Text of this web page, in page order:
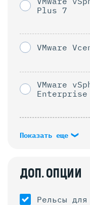
Plus 7
VMware
VMware
Enterprise
Показать еще
ДОП. ОПЦИИ
Рельсы